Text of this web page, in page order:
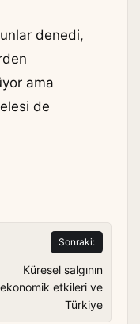
denedi,
ama
de
Sonraki:
Küresel salgının
ekonomik etkileri ve
Türkiye